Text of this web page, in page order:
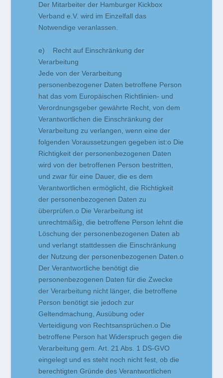
Der Mitarbeiter der Hamburger Kickbox
Verband e.V. wird im Einzelfall das
Notwendige veranlassen.
e) Recht auf Einschränkung der
Verarbeitung
Jede von der Verarbeitung
personenbezogener Daten betroffene Person
hat das vom Europäischen Richtlinien- und
Verordnungsgeber gewährte Recht, von dem
Verantwortlichen die Einschränkung der
Verarbeitung zu verlangen, wenn eine der
folgenden Voraussetzungen gegeben ist:o Die
Richtigkeit der personenbezogenen Daten
wird von der betroffenen Person bestritten,
und zwar für eine Dauer, die es dem
Verantwortlichen ermöglicht, die Richtigkeit
der personenbezogenen Daten zu
überprüfen.o Die Verarbeitung ist
unrechtmäßig, die betroffene Person lehnt die
Löschung der personenbezogenen Daten ab
und verlangt stattdessen die Einschränkung
der Nutzung der personenbezogenen Daten.o
Der Verantwortliche benötigt die
personenbezogenen Daten für die Zwecke
der Verarbeitung nicht länger, die betroffene
Person benötigt sie jedoch zur
Geltendmachung, Ausübung oder
Verteidigung von Rechtsansprüchen.o Die
betroffene Person hat Widerspruch gegen die
Verarbeitung gem. Art. 21 Abs. 1 DS-GVO
eingelegt und es steht noch nicht fest, ob die
berechtigten Gründe des Verantwortlichen